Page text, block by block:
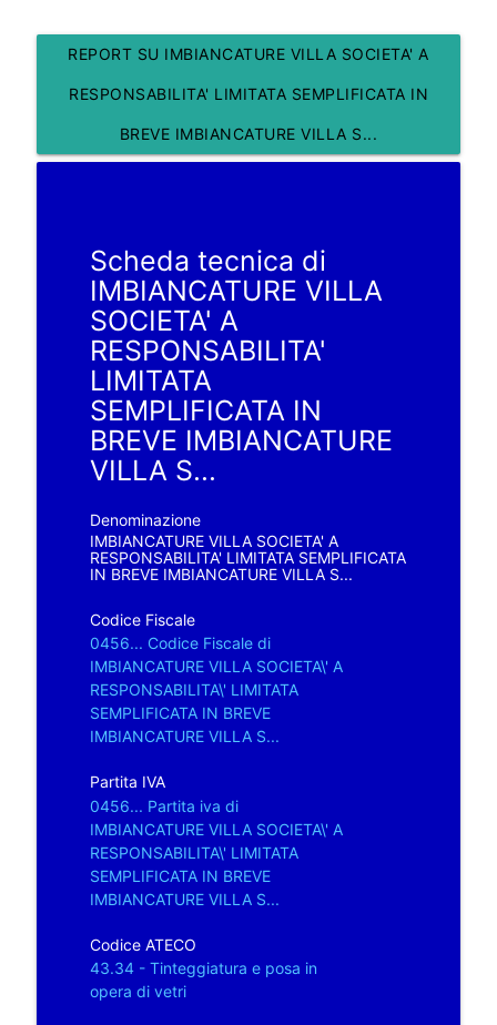
REPORT SU IMBIANCATURE VILLA SOCIETA' A
RESPONSABILITA' LIMITATA SEMPLIFICATA IN
BREVE IMBIANCATURE VILLA S...
Scheda tecnica di
IMBIANCATURE VILLA
SOCIETA' A
RESPONSABILITA'
LIMITATA
SEMPLIFICATA IN
BREVE IMBIANCATURE
VILLA S...
Denominazione
IMBIANCATURE VILLA SOCIETA' A
RESPONSABILITA' LIMITATA SEMPLIFICATA
IN BREVE IMBIANCATURE VILLA S...
Codice Fiscale
0456... Codice Fiscale di
IMBIANCATURE VILLA SOCIETA\' A
RESPONSABILITA\' LIMITATA
SEMPLIFICATA IN BREVE
IMBIANCATURE VILLA S...
Partita IVA
0456... Partita iva di
IMBIANCATURE VILLA SOCIETA\' A
RESPONSABILITA\' LIMITATA
SEMPLIFICATA IN BREVE
IMBIANCATURE VILLA S...
Codice ATECO
43.34 - Tinteggiatura e posa in
opera di vetri